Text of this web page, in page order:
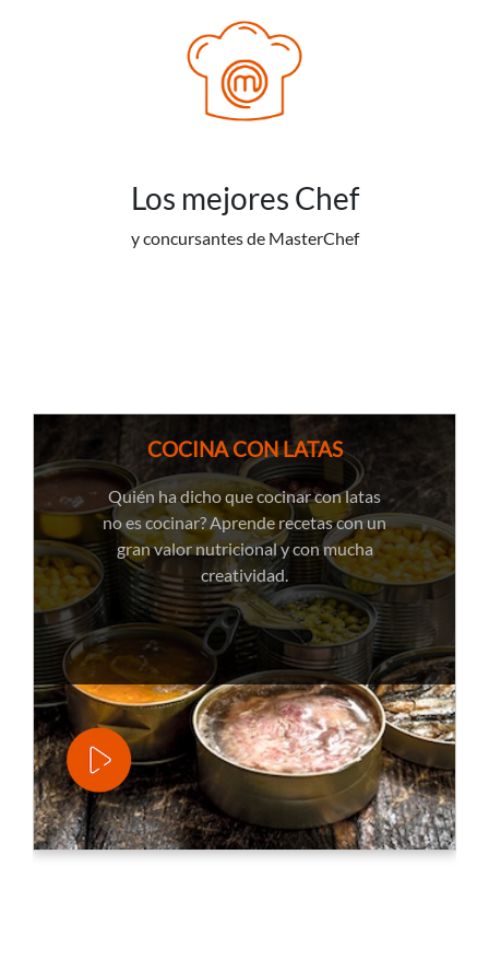
Los mejores Chef
y concursantes de MasterChef
COCINA CON LATAS
Quién ha dicho que cocinar con latas
no es cocinar? Aprende recetas con un
gran valor nutricional y con mucha
creatividad.